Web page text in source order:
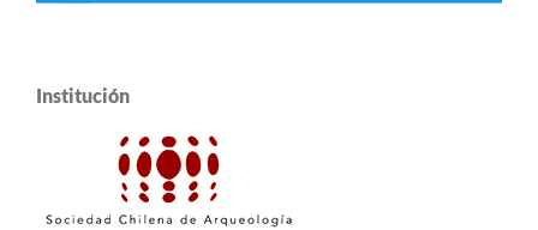
Institución